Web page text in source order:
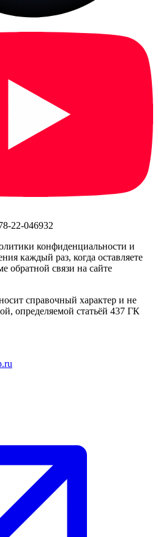
22-046932
конфиденциальности и
каждый раз, когда оставляете
обратной связи на сайте
справочный характер и не
определяемой статьёй 437 ГК